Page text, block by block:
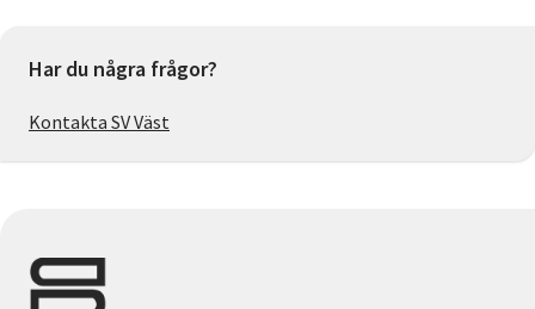
Har du några frågor?
Kontakta SV Väst